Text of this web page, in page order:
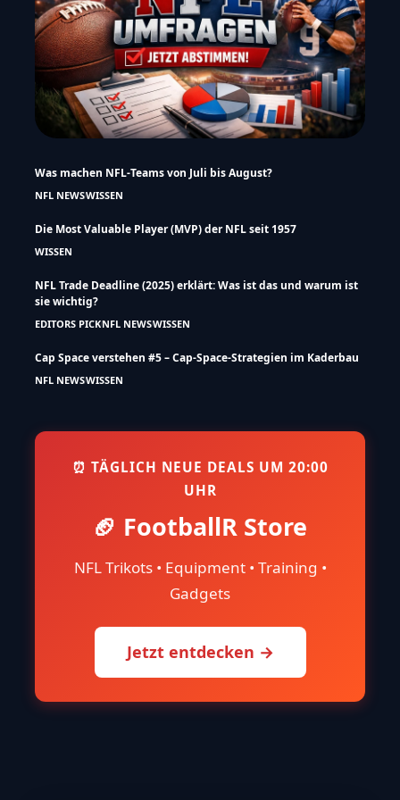
Was machen NFL-Teams von Juli bis August?
NFL NEWSWISSEN
Die Most Valuable Player (MVP) der NFL seit 1957
WISSEN
NFL Trade Deadline (2025) erklärt: Was ist das und warum ist
sie wichtig?
EDITORS PICKNFL NEWSWISSEN
Cap Space verstehen #5 – Cap-Space-Strategien im Kaderbau
NFL NEWSWISSEN
⏰ TÄGLICH NEUE DEALS UM 20:00
UHR
🏈 FootballR Store
NFL Trikots • Equipment • Training •
Gadgets
Jetzt entdecken →